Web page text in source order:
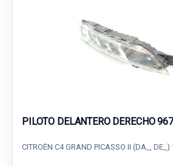
PILOTO DELANTERO DERECHO
CITROËN C4 GRAND PICASSO II (DA_, DE_)